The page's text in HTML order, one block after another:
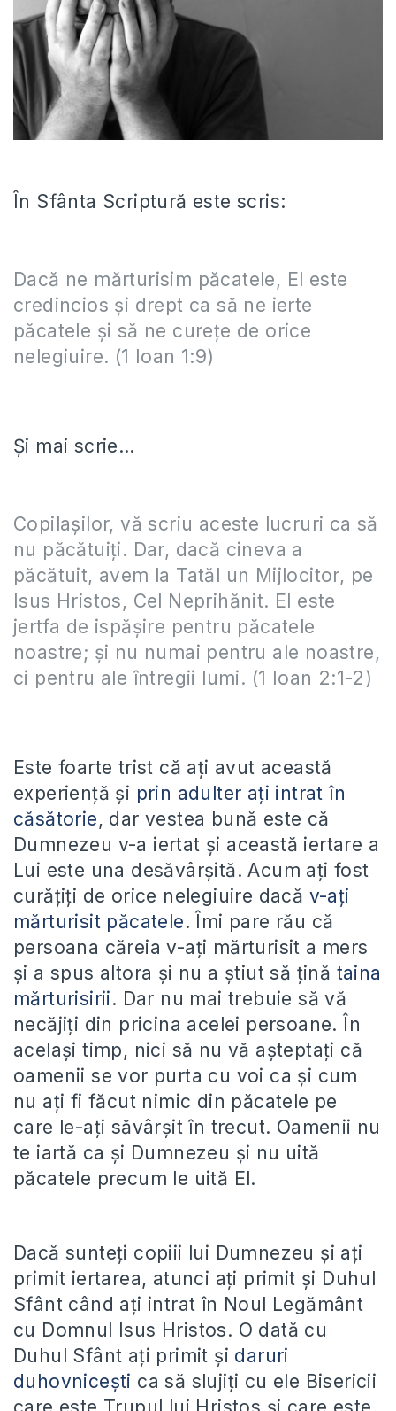
În Sfânta Scriptură este scris:
Dacă ne mărturisim păcatele, El este
credincios şi drept ca să ne ierte
păcatele şi să ne cureţe de orice
nelegiuire. (1 Ioan 1:9)
Și mai scrie…
Copilaşilor, vă scriu aceste lucruri ca să
nu păcătuiţi. Dar, dacă cineva a
păcătuit, avem la Tatăl un Mijlocitor, pe
Isus Hristos, Cel Neprihănit. El este
jertfa de ispăşire pentru păcatele
noastre; şi nu numai pentru ale noastre,
ci pentru ale întregii lumi. (1 Ioan 2:1-2)
Este foarte trist că ați avut această
experiență și prin adulter ați intrat în
căsătorie, dar vestea bună este că
Dumnezeu v-a iertat și această iertare a
Lui este una desăvârșită. Acum ați fost
curățiți de orice nelegiuire dacă v-ați
mărturisit păcatele. Îmi pare rău că
persoana căreia v-ați mărturisit a mers
și a spus altora și nu a știut să țină taina
mărturisirii. Dar nu mai trebuie să vă
necăjiți din pricina acelei persoane. În
același timp, nici să nu vă așteptați că
oamenii se vor purta cu voi ca și cum
nu ați fi făcut nimic din păcatele pe
care le-ați săvârșit în trecut. Oamenii nu
te iartă ca și Dumnezeu și nu uită
păcatele precum le uită El.
Dacă sunteți copiii lui Dumnezeu și ați
primit iertarea, atunci ați primit și Duhul
Sfânt când ați intrat în Noul Legământ
cu Domnul Isus Hristos. O dată cu
Duhul Sfânt ați primit și daruri
duhovnicești ca să slujiți cu ele Bisericii